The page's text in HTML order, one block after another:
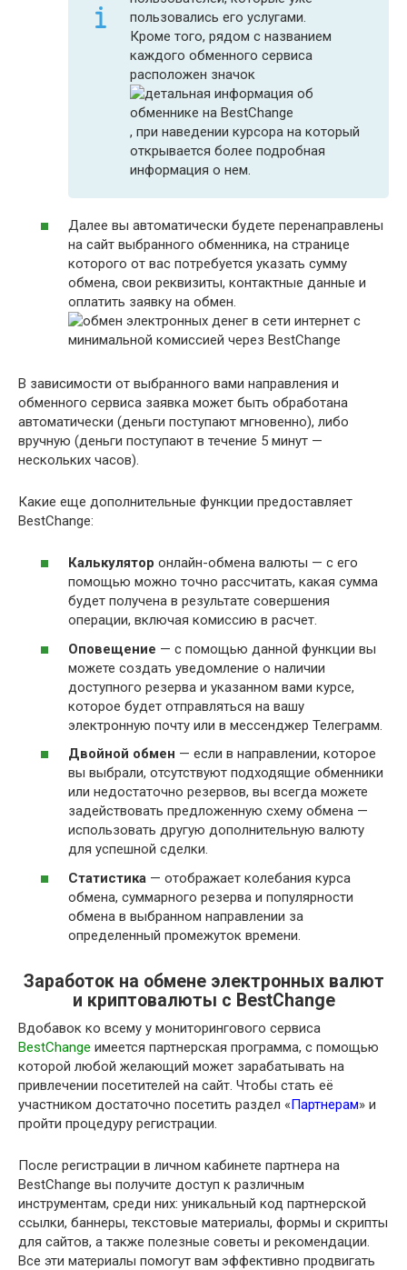
пользовались его услугами.
Кроме того, рядом с названием
каждого обменного сервиса
расположен значок
, при наведении курсора на который
открывается более подробная
информация о нем.
Далее вы автоматически будете перенаправлены
на сайт выбранного обменника, на странице
которого от вас потребуется указать сумму
обмена, свои реквизиты, контактные данные и
оплатить заявку на обмен.
В зависимости от выбранного вами направления и
обменного сервиса заявка может быть обработана
автоматически (деньги поступают мгновенно), либо
вручную (деньги поступают в течение 5 минут —
нескольких часов).
Какие еще дополнительные функции предоставляет
BestChange:
Калькулятор онлайн-обмена валюты — с его
помощью можно точно рассчитать, какая сумма
будет получена в результате совершения
операции, включая комиссию в расчет.
Оповещение — с помощью данной функции вы
можете создать уведомление о наличии
доступного резерва и указанном вами курсе,
которое будет отправляться на вашу
электронную почту или в мессенджер Телеграмм.
Двойной обмен — если в направлении, которое
вы выбрали, отсутствуют подходящие обменники
или недостаточно резервов, вы всегда можете
задействовать предложенную схему обмена —
использовать другую дополнительную валюту
для успешной сделки.
Статистика — отображает колебания курса
обмена, суммарного резерва и популярности
обмена в выбранном направлении за
определенный промежуток времени.
Заработок на обмене электронных валют
и криптовалюты с BestChange
Вдобавок ко всему у мониторингового сервиса
BestChange имеется партнерская программа, с помощью
которой любой желающий может зарабатывать на
привлечении посетителей на сайт. Чтобы стать её
участником достаточно посетить раздел «Партнерам» и
пройти процедуру регистрации.
После регистрации в личном кабинете партнера на
BestChange вы получите доступ к различным
инструментам, среди них: уникальный код партнерской
ссылки, баннеры, текстовые материалы, формы и скрипты
для сайтов, а также полезные советы и рекомендации.
Все эти материалы помогут вам эффективно продвигать